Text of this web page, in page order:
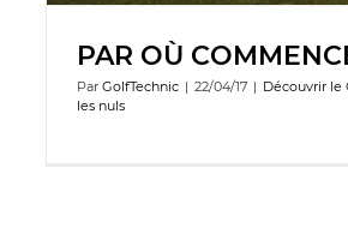
PAR OÙ
Par GolfTechnic | 22/04/17 | Découvrir le
les nuls